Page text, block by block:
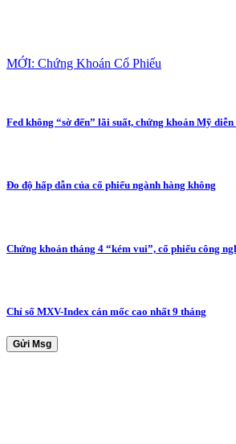
MỚI: Chứng Khoán Cổ Phiếu
Fed không “sờ đến” lãi suất, chứng khoán Mỹ
Đo độ hấp dẫn của cổ phiếu ngành hàng không
Chứng khoán tháng 4 “kém vui”, cổ phiếu công
Chỉ số MXV-Index cán mốc cao nhất 9 tháng
Gửi Msg